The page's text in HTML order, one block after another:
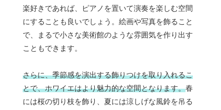
楽好きであれば、ピアノを置いて演奏を楽しむ空間
にすることも良いでしょう。絵画や写真を飾ること
で、まるで小さな美術館のような雰囲気を作り出す
こともできます。
さらに、季節感を演出する飾りつけを取り入れるこ
とで、ホワイエはより魅力的な空間となります。春
には桜の切り枝を飾り、夏には涼しげな風鈴を吊る